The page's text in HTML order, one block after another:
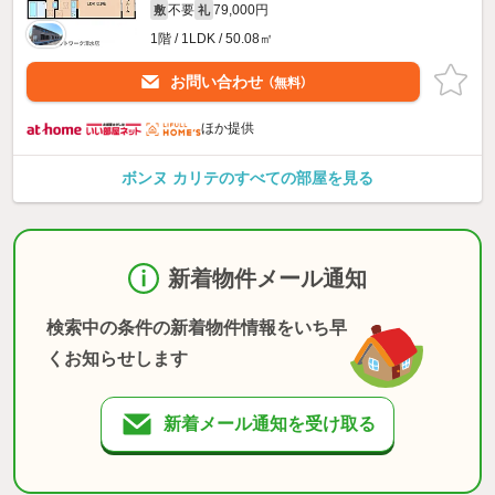
敷 不要 礼 79,000円
1階 / 1LDK / 50.08㎡
お問い合わせ （無料）
ほか提供
ボンヌ カリテのすべての部屋を見る
新着物件メール通知
検索中の条件の新着物件情報をいち早
くお知らせします
新着メール通知を受け取る